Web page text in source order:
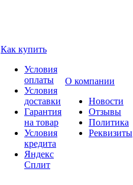
Как купить
Условия
оплаты
Условия
доставки
Гарантия
на товар
Условия
кредита
Яндекс
Сплит
О компании
Новости
Отзывы
Политика
Реквизиты